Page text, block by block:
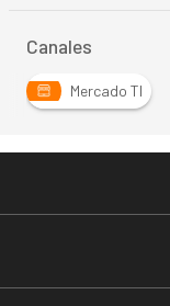
Canales
Mercado TI